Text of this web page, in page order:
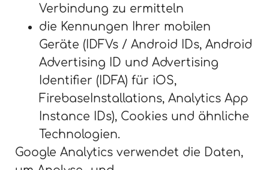
Verbindung zu ermitteln
die Kennungen Ihrer mobilen
Geräte (IDFVs / Android IDs, Android
Advertising ID und Advertising
Identifier (IDFA) für iOS,
FirebaseInstallations, Analytics App
Instance IDs), Cookies und ähnliche
Technologien.
Google Analytics verwendet die Daten,